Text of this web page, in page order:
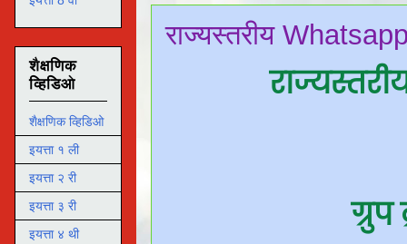
राज्यस्तरीय
शैक्षणिक
व्हिडिओ
शैक्षणिक व्हिडिओ
इयत्ता १ ली
इयत्ता २ री
इयत्ता ३ री
इयत्ता ४ थी